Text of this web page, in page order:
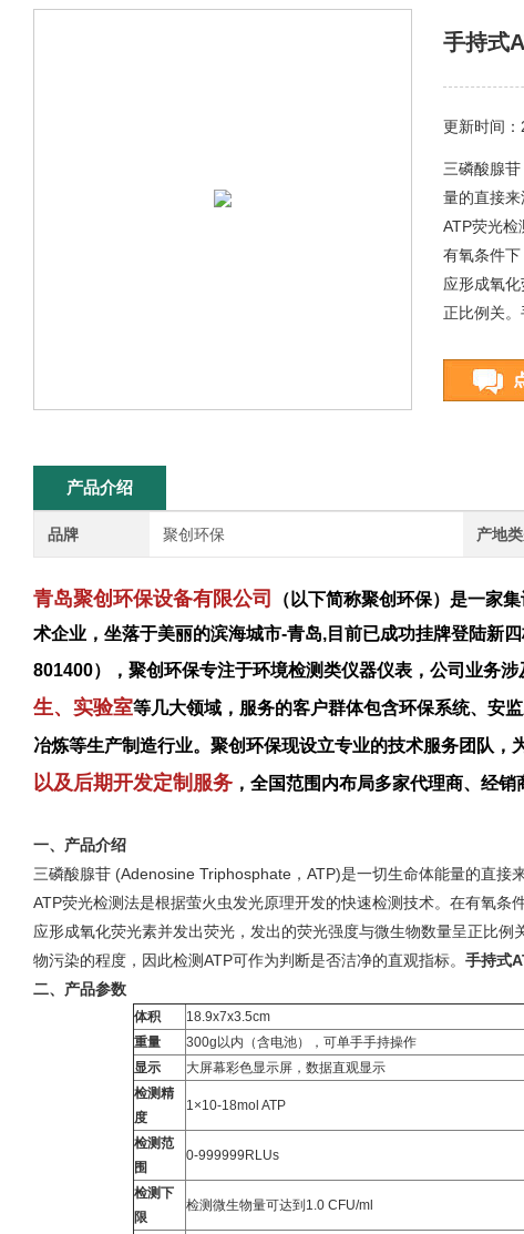
手持式
更新时间
三磷酸腺
量的直接来
ATP荧光检
有氧条件
应形成氧
正比例关
产品介绍
品牌 聚创环保 产地类
青岛聚创环保设备有限公司
（以下简称聚创环保）是一家
术企业，坐落于美丽的滨海城市-青岛,目前已成功挂牌登陆新
801400），聚创环保专注于环境检测类仪器仪表，公司业务涉
生、实验室等几大领域，服务的客户群体包含环保系统、安
冶炼等生产制造行业。聚创环保现设立专业的技术服务团队，
以及后期开发定制服务 ，全国范围内布局多家代理商、经
一、产品介绍
三磷酸腺苷 (Adenosine Triphosphate，ATP)是一切生命体能量的直接
ATP荧光检测法是根据萤火虫发光原理开发的快速检测技术。在有氧条
应形成氧化荧光素并发出荧光，发出的荧光强度与微生物数量呈正比
物污染的程度，因此检测ATP可作为判断是否洁净的直观指标。 手持式
二、产品参数
体积
18.9x7x3.5cm
重量
300g以内（含电池），可单手手持操作
显示
大屏幕彩色显示屏，数据直观显示
检测精
度
1×10-18mol ATP
检测范
围
0-999999RLUs
检测下
限
检测微生物量可达到1.0 CFU/ml